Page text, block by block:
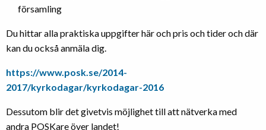
församling
Du hittar alla praktiska uppgifter här och pris och tider och där
kan du också anmäla dig.
https://www.posk.se/2014-
2017/kyrkodagar/kyrkodagar-2016
Dessutom blir det givetvis möjlighet till att nätverka med
andra POSKare över landet!